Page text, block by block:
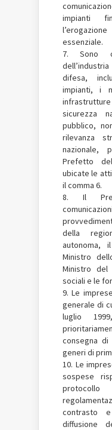
impianti
essenziale.
7. Sono
difesa,
impianti, i
sicurezza
pubblico,
rilevanza
nazionale,
Prefetto
ubicate le
il comma 6.
8. Il
della
autonoma,
Ministro
Ministro
sociali e le
9. Le
generale di
luglio
consegna
generi di
10. Le
sospese
contrasto
diffusione